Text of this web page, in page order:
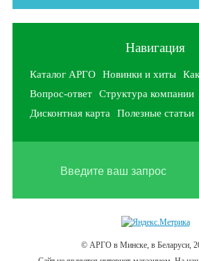
Навигация
Каталог АРГО Новинки и хиты
Вопрос-ответ
Структура компании
Дисконтная карта
Полезные статьи
© АРГО в Минске, в Беларуси,